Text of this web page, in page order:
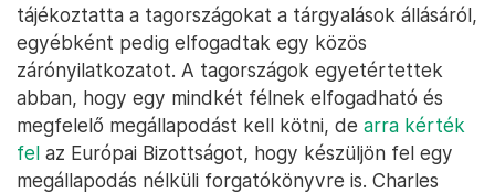
tájékoztatta a tagországokat a tárgyalások állásáról,
egyébként pedig elfogadtak egy közös
zárónyilatkozatot. A tagországok egyetértettek
abban, hogy egy mindkét félnek elfogadható és
megfelelő megállapodást kell kötni, de arra kérték
fel az Európai Bizottságot, hogy készüljön fel egy
megállapodás nélküli forgatókönyvre is. Charles